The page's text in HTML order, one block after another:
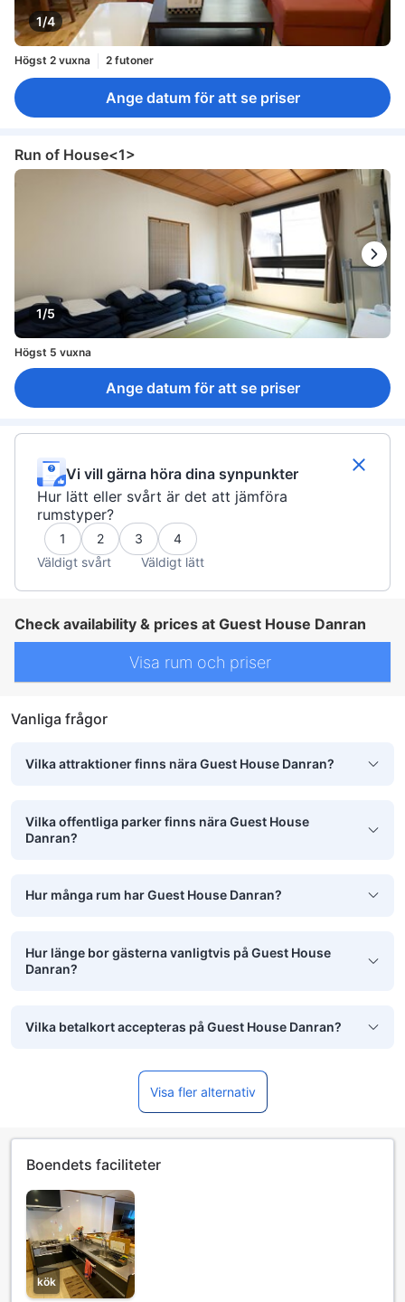
1/4
Högst 2 vuxna 2 futoner
Ange datum för att se priser
Run of House<1>
1/5
Högst 5 vuxna
Ange datum för att se priser
Vi vill gärna höra dina synpunkter
Hur lätt eller svårt är det att jämföra
rumstyper?
1 2 3
4
Väldigt svårt
Väldigt lätt
Check availability & prices at Guest House Danran
Visa rum och priser
Vanliga frågor
Vilka attraktioner finns nära Guest House Danran?
Vilka offentliga parker finns nära Guest House
Danran?
Hur många rum har Guest House Danran?
Hur länge bor gästerna vanligtvis på Guest House
Danran?
Vilka betalkort accepteras på Guest House Danran?
Visa fler alternativ
Boendets faciliteter
kök